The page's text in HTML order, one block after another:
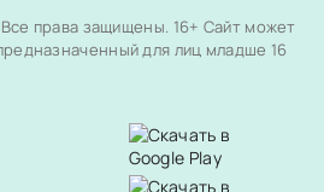
права защищены. 16+ Сайт может
для лиц младше 16